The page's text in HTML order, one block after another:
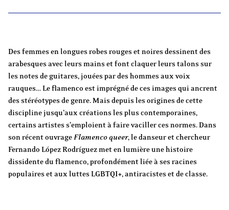
Des femmes en longues robes rouges et noires dessinent des
arabesques avec leurs mains et font claquer leurs talons sur
les notes de guitares, jouées par des hommes aux voix
rauques… Le flamenco est imprégné de ces images qui ancrent
des stéréotypes de genre. Mais depuis les origines de cette
discipline jusqu’aux créations les plus contemporaines,
certains artistes s’emploient à faire vaciller ces normes. Dans
son récent ouvrageFlamenco queer, le danseur et chercheur
Fernando López Rodríguez met en lumière une histoire
dissidente du flamenco, profondément liée à ses racines
populaires et aux luttes LGBTQI+, antiracistes et de classe.